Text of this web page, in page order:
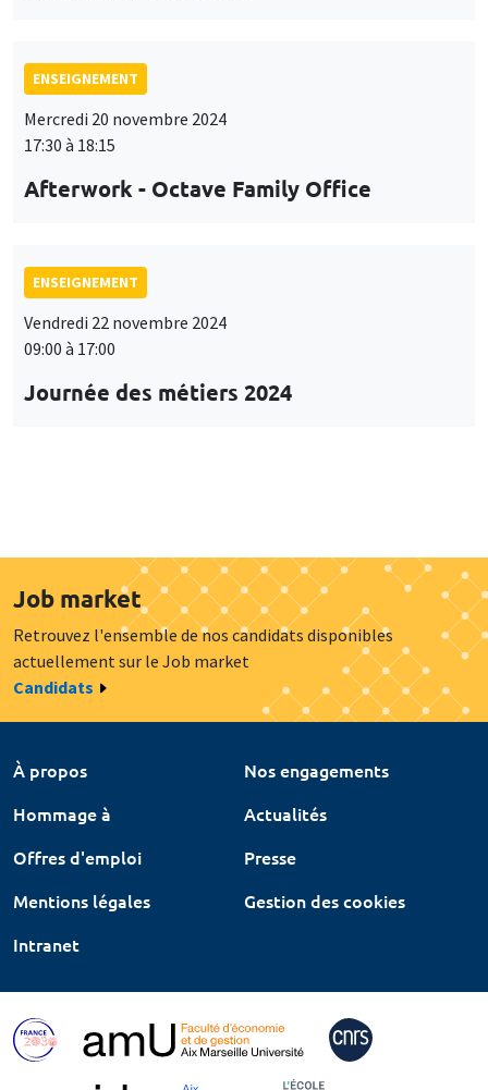
ENSEIGNEMENT
Mercredi 20 novembre 2024
17:30 à 18:15
Afterwork - Octave Family Office
ENSEIGNEMENT
Vendredi 22 novembre 2024
09:00 à 17:00
Journée des métiers 2024
Job market
Retrouvez l'ensemble de nos candidats disponibles
actuellement sur le Job market
Candidats
À propos
Nos engagements
Hommage à
Actualités
Offres d'emploi
Presse
Mentions légales
Gestion des cookies
Intranet